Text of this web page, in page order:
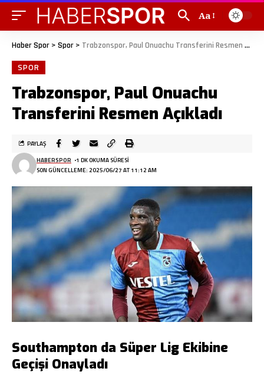
Aa
Haber Spor > Spor > Trabzonspor, Paul Onuachu Transferini Resmen Açıkladı
SPOR
Trabzonspor, Paul Onuachu
Transferini Resmen Açıkladı
SON GÜNCELLEME: 2025/06/27 AT 11:12 AM
HABERSPOR 1 DK OKUMA SÜRESI
PAYLAŞ
Southampton da Süper Lig Ekibine
Geçişi Onayladı